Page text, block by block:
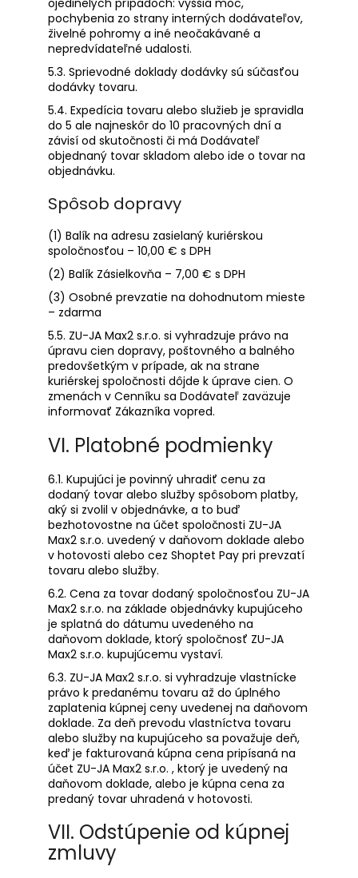
pochybenia zo strany interných dodávateľov,
živelné pohromy a iné neočakávané a
nepredvídateľné udalosti.
5.3. Sprievodné doklady dodávky sú súčasťou
dodávky tovaru.
5.4. Expedícia tovaru alebo služieb je spravidla
do 5 ale najneskôr do 10 pracovných dní a
závisí od skutočnosti či má Dodávateľ
objednaný tovar skladom alebo ide o tovar na
objednávku.
Spôsob dopravy
(1) Balík na adresu zasielaný kuriérskou
spoločnosťou – 10,00 € s DPH
(2) Balík Zásielkovňa – 7,00 € s DPH
(3) Osobné prevzatie na dohodnutom mieste
– zdarma
5.5. ZU-JA Max2 s.r.o. si vyhradzuje právo na
úpravu cien dopravy, poštovného a balného
predovšetkým v prípade, ak na strane
kuriérskej spoločnosti dôjde k úprave cien. O
zmenách v Cenníku sa Dodávateľ zaväzuje
informovať Zákazníka vopred.
VI. Platobné podmienky
6.1. Kupujúci je povinný uhradiť cenu za
dodaný tovar alebo služby spôsobom platby,
aký si zvolil v objednávke, a to buď
bezhotovostne na účet spoločnosti ZU-JA
Max2 s.r.o. uvedený v daňovom doklade alebo
v hotovosti alebo cez Shoptet Pay pri prevzatí
tovaru alebo služby.
6.2. Cena za tovar dodaný spoločnosťou ZU-JA
Max2 s.r.o. na základe objednávky kupujúceho
je splatná do dátumu uvedeného na
daňovom doklade, ktorý spoločnosť ZU-JA
Max2 s.r.o. kupujúcemu vystaví.
6.3. ZU-JA Max2 s.r.o. si vyhradzuje vlastnícke
právo k predanému tovaru až do úplného
zaplatenia kúpnej ceny uvedenej na daňovom
doklade. Za deň prevodu vlastníctva tovaru
alebo služby na kupujúceho sa považuje deň,
keď je fakturovaná kúpna cena pripísaná na
účet ZU-JA Max2 s.r.o. , ktorý je uvedený na
daňovom doklade, alebo je kúpna cena za
predaný tovar uhradená v hotovosti.
VII. Odstúpenie od kúpnej
zmluvy